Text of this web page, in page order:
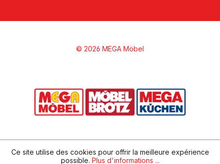
© 2026 MEGA Möbel
Ce site utilise des cookies pour offrir la meilleure expérience
possible. Plus d'informations ...